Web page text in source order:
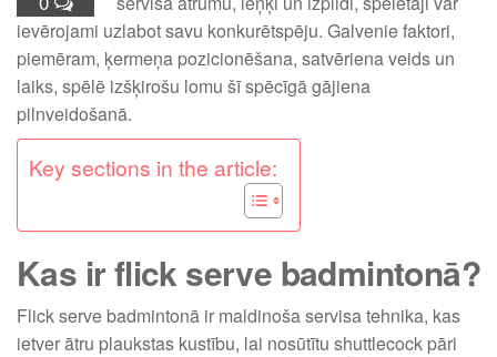
ievērojami uzlabot savu konkurētspēju. Galvenie faktori,
piemēram, ķermeņa pozicionēšana, satvēriena veids un
laiks, spēlē izšķirošu lomu šī spēcīgā gājiena
pilnveidošanā.
Key sections in the article:
Kas ir flick serve badmintonā?
Flick serve badmintonā ir maldinoša servisa tehnika, kas
ietver ātru plaukstas kustību, lai nosūtītu shuttlecock pāri